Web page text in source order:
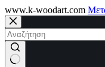
www.k-woodart.com